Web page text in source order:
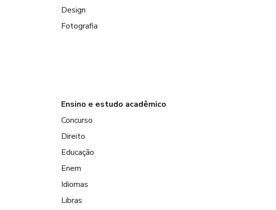
Design
Fotografia
Ensino e estudo acadêmico
Concurso
Direito
Educação
Enem
Idiomas
Libras